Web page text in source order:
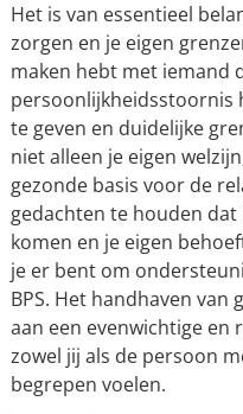
Het is van essentieel
zorgen en je eigen
maken hebt met iemand
te geven en duidelijke
niet alleen je eigen
gezonde basis voor de
gedachten te houden
komen en je eigen
je er bent om
BPS. Het handhaven van
aan een evenwichtige en
zowel jij als de persoon
begrepen voelen.